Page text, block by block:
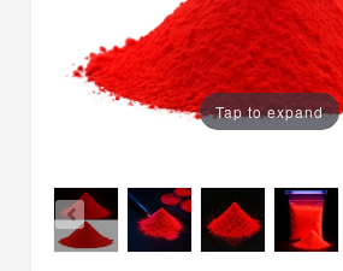
Tap to expand